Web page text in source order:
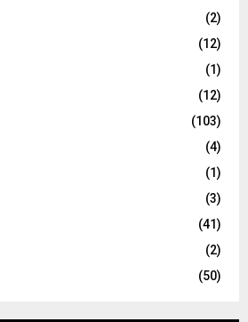
(2)
(12)
(1)
(12)
(103)
(4)
(1)
(3)
(41)
(2)
(50)